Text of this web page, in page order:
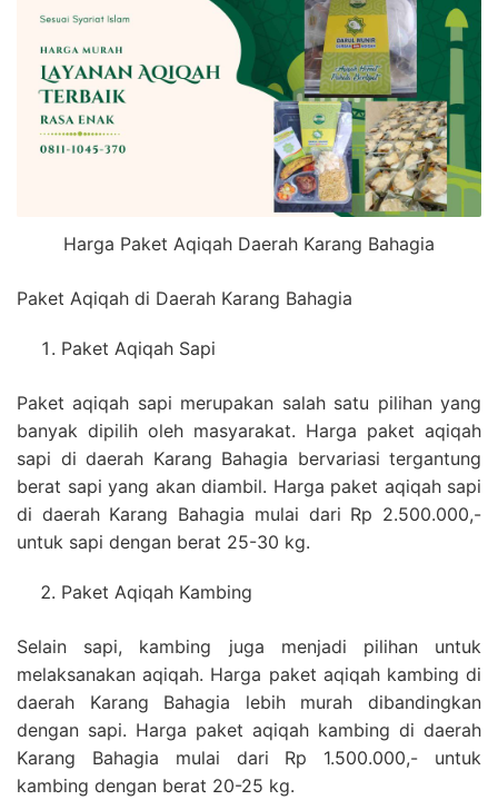
Harga Paket Aqiqah Daerah Karang Bahagia
Paket Aqiqah di Daerah Karang Bahagia
Paket Aqiqah Sapi
Paket aqiqah sapi merupakan salah satu pilihan yang
banyak dipilih oleh masyarakat. Harga paket aqiqah
sapi di daerah Karang Bahagia bervariasi tergantung
berat sapi yang akan diambil. Harga paket aqiqah sapi
di daerah Karang Bahagia mulai dari Rp 2.500.000,-
untuk sapi dengan berat 25-30 kg.
Paket Aqiqah Kambing
Selain sapi, kambing juga menjadi pilihan untuk
melaksanakan aqiqah. Harga paket aqiqah kambing di
daerah Karang Bahagia lebih murah dibandingkan
dengan sapi. Harga paket aqiqah kambing di daerah
Karang Bahagia mulai dari Rp 1.500.000,- untuk
kambing dengan berat 20-25 kg.